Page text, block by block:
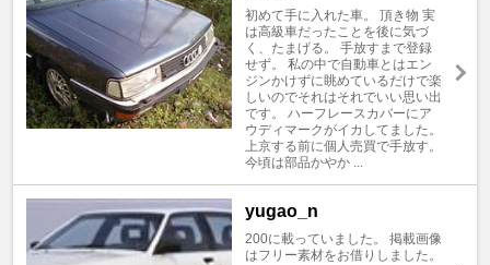
初めて手に入れた車。 頂き物 実
は高級車だったことを後に気づ
く、たまげる。 手放すまで登録
せず。 私の中で自動車とはエン
ジンかけずに眺めているだけで楽
しいのでそれはそれでいい思い出
です。 ハーフレースカバーにア
ウディマークがイカしてました。
上京する前に個人売買で手放す。
今頃は部品かやか ...
yugao_n
200に載っていました。 掲載画像
はフリー素材をお借りしました。